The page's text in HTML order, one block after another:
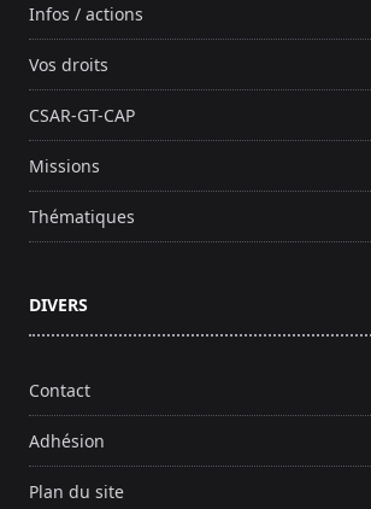
Infos / actions
Vos droits
CSAR-GT-CAP
Missions
Thématiques
DIVERS
Contact
Adhésion
Plan du site